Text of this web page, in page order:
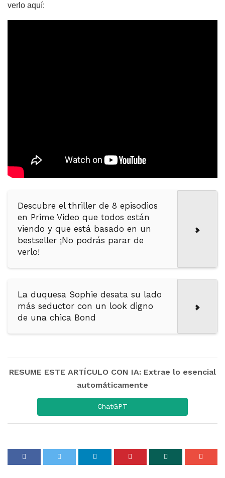
verlo aquí:
Descubre el thriller de 8 episodios
en Prime Video que todos están
viendo y que está basado en un
bestseller ¡No podrás parar de
verlo!
La duquesa Sophie desata su lado
más seductor con un look digno
de una chica Bond
RESUME ESTE ARTÍCULO CON IA: Extrae lo esencial
automáticamente
ChatGPT